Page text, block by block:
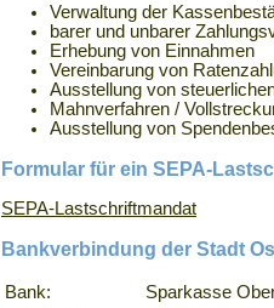
Verwaltung der
barer und unbarer
Erhebung von Einnahmen
Vereinbarung von
Ausstellung von
Mahnverfahren /
Ausstellung von
Formular für ein SEPA-
SEPA-Lastschriftmandat
Bankverbindung der Stadt
Bank:
Sparkasse